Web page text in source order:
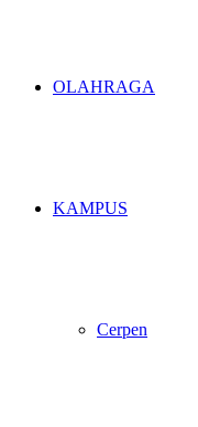
OLAHRAGA
KAMPUS
Cerpen